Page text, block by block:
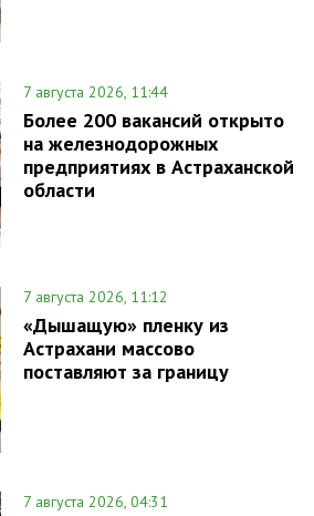
7 августа 2026, 11:44
Более 200 вакансий открыто
на железнодорожных
предприятиях в Астраханской
области
7 августа 2026, 11:12
«Дышащую» пленку из
Астрахани массово
поставляют за границу
7 августа 2026, 04:31